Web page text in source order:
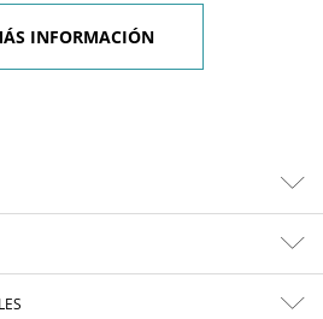
INFORMACIÓN